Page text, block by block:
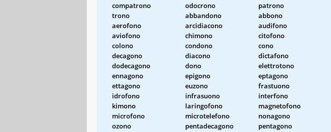
compatrono odocrono patrono
trono
abbandono abbono
aerofono
arcidiacono audifono
aviofono
chimono citofono
colono
condono cono
decagono
diacono dictafono
dodecagono
dono elettrotono
ennagono
epigono eptagono
ettagono
euzono frastuono
idrofono
infrasuono interfono
kimono
laringofono magnetofono
microfono
microtelefono nonagono
ozono
pentadecagono pentagono